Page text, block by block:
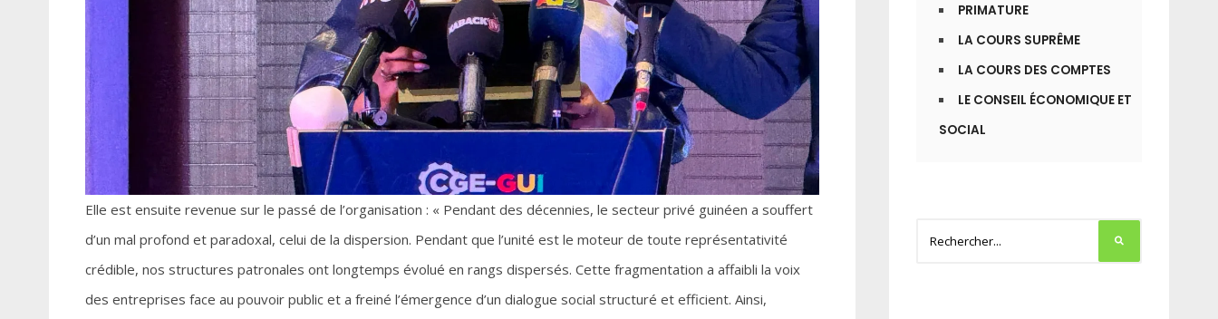
Elle est ensuite revenue sur le passé de l’organisation : « Pendant des décennies, le secteur privé guinéen a souffert
d’un mal profond et paradoxal, celui de la dispersion. Pendant que l’unité est le moteur de toute représentativité
crédible, nos structures patronales ont longtemps évolué en rangs dispersés. Cette fragmentation a affaibli la voix
des entreprises face au pouvoir public et a freiné l’émergence d’un dialogue social structuré et efficient. Ainsi,
PRIMATURE
LA COURS SUPRÊME
LA COURS DES COMPTES
LE CONSEIL ÉCONOMIQUE ET
SOCIAL